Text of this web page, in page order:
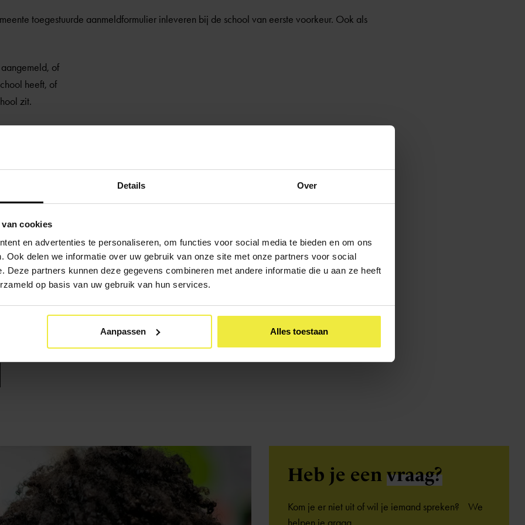
Details Over
cookies
en advertenties te personaliseren, om functies voor social media te bieden en om ons
Ook delen we informatie over uw gebruik van onze site met onze partners voor social
Deze partners kunnen deze gegevens combineren met andere informatie die u aan ze heeft
op basis van uw gebruik van hun services.
Aanpassen Alles toestaan
toegestuurde aanmeldformulier inleveren bij de school van eerste voorkeur. Ook als
of
heeft, of
zit.
Of hebt u dit niet ontvangen door een verhuizing? Dan kunt u een blanco
op de gezamenlijke website van de Amsterdamse schoolbesturen
bboamsterdam.nl
het aanmeldformulier?
voor het ‘stedelijk toelatingsbeleid basisonderwijs’. En de gemeente is
van de leerplicht. Daarnaast beschikt de gemeente over de adresgegevens en
Daarom werken de gemeente en schoolbesturen samen om ouders te informeren.
Heb je een vraag?
Kom je er niet uit of wil je iemand spreken? We